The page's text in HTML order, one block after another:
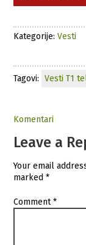
Kategorije:Vesti
Tagovi: Vesti T1
Komentari
Leave a
Your email
marked*
Comment*